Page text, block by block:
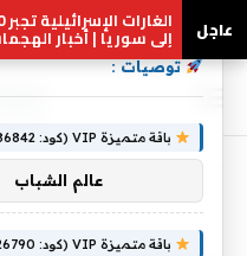
عاجل إلى سوريا | أخبار
ترند اليوم: فوز سهل
توصيات :
باقة متميزة VIP (كود: AA86842):
عالم الشباب
باقة متميزة VIP (كود: AA26790):